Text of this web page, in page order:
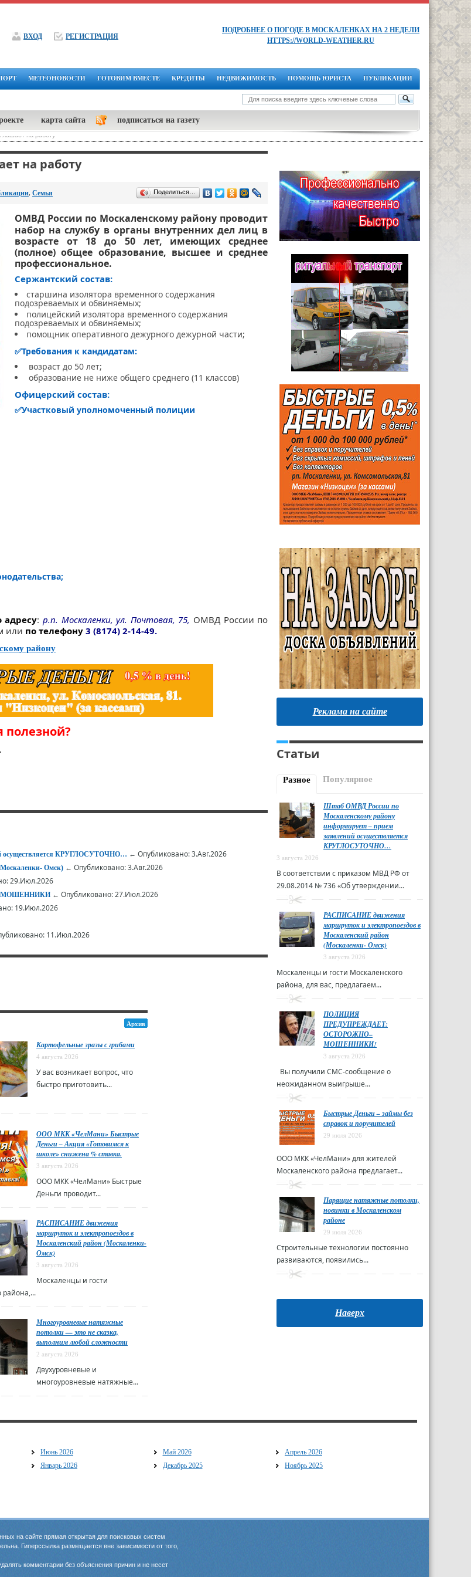
ВХОД РЕГИСТРАЦИЯ
ПОДРОБНЕЕ О ПОГОДЕ В МОСКАЛЕНКАХ НА 2 НЕДЕЛИ
HTTPS://WORLD-WEATHER.RU
МЕТЕОНОВОСТИ ГОТОВИМ ВМЕСТЕ КРЕДИТЫ НЕДВИЖИМОСТЬ ПОМОЩЬ ЮРИСТА ПУБЛИКАЦИИ
карта сайта подписаться на газету
на работу
на работу
, Семья Поделиться…
ОМВД России по Москаленскому району проводит
набор на службу в органы внутренних дел лиц в
возрасте от 18 до 50 лет, имеющих среднее
(полное) общее образование, высшее и среднее
профессиональное.
Сержантский состав:
старшина изолятора временного содержания
подозреваемых и обвиняемых;
полицейский изолятора временного содержания
подозреваемых и обвиняемых;
помощник оперативного дежурного дежурной части;
✅Требования к кандидатам:
возраст до 50 лет;
образование не ниже общего среднего (11 классов)
Офицерский состав:
✅Участковый уполномоченный полиции
адресу:р.п. Москаленки, ул. Почтовая, 75, ОМВД России по
или по телефону 3 (8174) 2-14-49.
району
полезной?
осуществляется КРУГЛОСУТОЧНО… ← Опубликовано: 3.Авг.2026
Омск) ← Опубликовано: 3.Авг.2026
29.Июл.2026
МОШЕННИКИ ← Опубликовано: 27.Июл.2026
19.Июл.2026
11.Июл.2026
Архив
Картофельные зразы с грибами
4 августа 2026
У вас возникает вопрос, что
быстро приготовить...
ООО МКК «ЧелМани» Быстрые
Деньги – Акция «Готовимся к
школе» снижена % ставка.
3 августа 2026
ООО МКК «ЧелМани» Быстрые
Деньги проводит...
РАСПИСАНИЕ движения
маршруток и электропоездов в
Москаленский район (Москаленки-
Омск)
3 августа 2026
Москаленцы и гости
района,...
Многоуровневые натяжные
потолки — это не сказка,
выполним любой сложности
2 августа 2026
Двухуровневые и
многоуровневые натяжные...
Реклама на сайте
Статьи
Разное Популярное
Штаб ОМВД России по
Москаленскому району
информирует – прием
заявлений осуществляется
КРУГЛОСУТОЧНО…
3 августа 2026
В соответствии с приказом МВД РФ от
29.08.2014 № 736 «Об утверждении...
РАСПИСАНИЕ движения
маршруток и электропоездов в
Москаленский район
(Москаленки- Омск)
3 августа 2026
Москаленцы и гости Москаленского
района, для вас, предлагаем...
ПОЛИЦИЯ
ПРЕДУПРЕЖДАЕТ:
ОСТОРОЖНО–
МОШЕННИКИ!
3 августа 2026
Вы получили СМС-сообщение о
неожиданном выигрыше...
Быстрые Деньги – займы без
справок и поручителей
29 июля 2026
ООО МКК «ЧелМани» для жителей
Москаленского района предлагает...
Парящие натяжные потолки,
новинки в Москаленском
районе
29 июля 2026
Строительные технологии постоянно
развиваются, появились...
Наверх
Июнь 2026 Май 2026
Апрель 2026
Январь 2026 Декабрь 2025
Ноябрь 2025
на сайте прямая открытая для поисковых систем
Гиперссылка размещается вне зависимости от того,
комментарии без объяснения причин и не несет